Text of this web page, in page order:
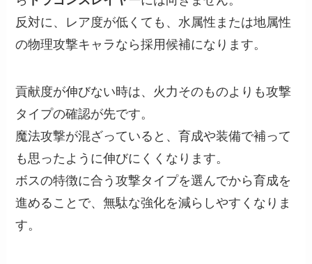
反対に、レア度が低くても、水属性または地属性
の物理攻撃キャラなら採用候補になります。
貢献度が伸びない時は、火力そのものよりも攻撃
タイプの確認が先です。
魔法攻撃が混ざっていると、育成や装備で補って
も思ったように伸びにくくなります。
ボスの特徴に合う攻撃タイプを選んでから育成を
進めることで、無駄な強化を減らしやすくなりま
す。